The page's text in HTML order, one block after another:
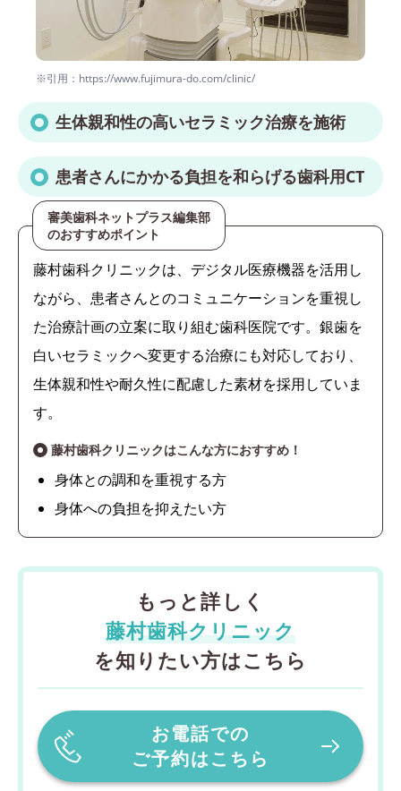
※引用：https://www.fujimura-do.com/clinic/
生体親和性の高いセラミック治療を施術
患者さんにかかる負担を和らげる歯科用CT
審美歯科ネットプラス編集部
のおすすめポイント
藤村歯科クリニックは、デジタル医療機器を活用し
ながら、患者さんとのコミュニケーションを重視し
た治療計画の立案に取り組む歯科医院です。銀歯を
白いセラミックへ変更する治療にも対応しており、
生体親和性や耐久性に配慮した素材を採用していま
す。
藤村歯科クリニックはこんな方におすすめ！
身体との調和を重視する方
身体への負担を抑えたい方
もっと詳しく
藤村歯科クリニック
を知りたい方はこちら
お電話での
ご予約はこちら